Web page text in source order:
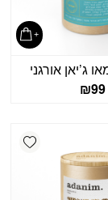
ג’יאן אורגני
₪99